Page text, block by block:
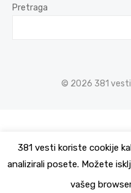
Pretraga
© 2026 381 vesti
381 vesti koriste cookije
analizirali posete. Možete
vašeg